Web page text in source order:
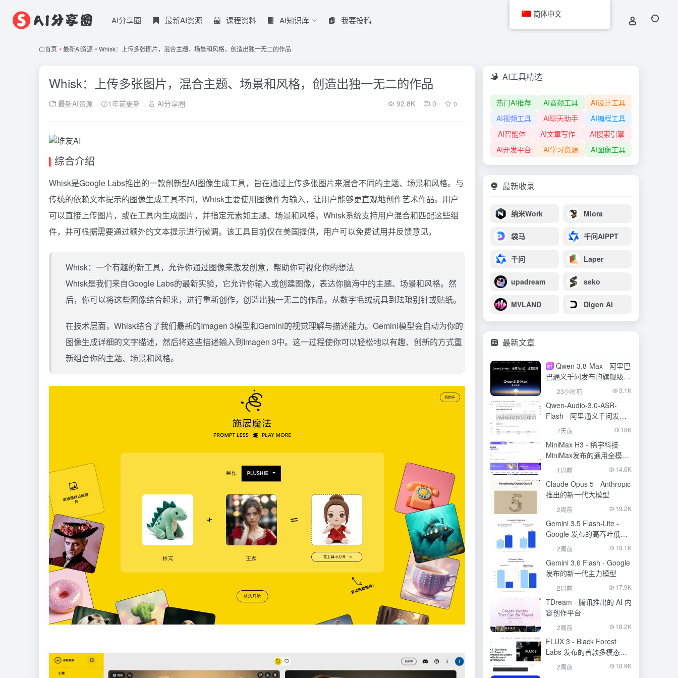
AI分享圈 最新AI资源 课程资料 AI知识库 我要投稿
首页 • 最新AI资源 • Whisk：上传多张图片，混合主题、场景和风格，创造出独一无二的作品
Whisk：上传多张图片，混合主题、场景和风格，创造出独一无二的作品
最新AI资源 1年前更新 AI分享圈 92.8K 0 0
综合介绍
Whisk是Google Labs推出的一款创新型AI图像生成工具，旨在通过上传多张图片来混合不同的主题、场景和风格。与
传统的依赖文本提示的图像生成工具不同，Whisk主要使用图像作为输入，让用户能够更直观地创作艺术作品。用户
可以直接上传图片，或在工具内生成图片，并指定元素如主题、场景和风格。Whisk系统支持用户混合和匹配这些组
件，并可根据需要通过额外的文本提示进行微调。该工具目前仅在美国提供，用户可以免费试用并反馈意见。
Whisk：一个有趣的新工具，允许你通过图像来激发创意，帮助你可视化你的想法
Whisk是我们来自Google Labs的最新实验，它允许你输入或创建图像，表达你脑海中的主题、场景和风格。然
后，你可以将这些图像结合起来，进行重新创作，创造出独一无二的作品，从数字毛绒玩具到珐琅别针或贴纸。
在技术层面，Whisk结合了我们最新的Imagen 3模型和Gemini的视觉理解与描述能力。Gemini模型会自动为你的
图像生成详细的文字描述，然后将这些描述输入到Imagen 3中。这一过程使你可以轻松地以有趣、创新的方式重
新组合你的主题、场景和风格。
AI工具精选
热门AI推荐 AI音频工具
AI设计工具
AI视频工具
AI聊天助手
AI编程工具
AI智能体
AI文章写作
AI搜索引擎
AI开发平台
AI学习资源 AI图像工具
最新收录
纳米Work Miora
袋马 千问AIPPT
千问 Laper
upadream seko
MVLAND Digen AI
最新文章
新 Qwen 3.8-Max - 阿里巴
巴通义千问发布的旗舰级大
模型23小时前 3.1K
Qwen-Audio-3.0-ASR-
Flash - 阿里通义千问发布
的语音识别大模型
7天前 18K
MiniMax H3 - 稀宇科技
MiniMax发布的通用全模态
生成模型
1周前 14.6K
Claude Opus 5 - Anthropic
推出的新一代大模型
2周前 19.2K
Gemini 3.5 Flash-Lite -
Google 发布的高吞吐低成
本模型
2周前 18.1K
Gemini 3.6 Flash - Google
发布的新一代主力模型
2周前 17.9K
TDream - 腾讯推出的 AI 内
容创作平台
2周前 18.2K
FLUX 3 - Black Forest
Labs 发布的首款多模态基
础模型
2周前 18.9K
简体中文